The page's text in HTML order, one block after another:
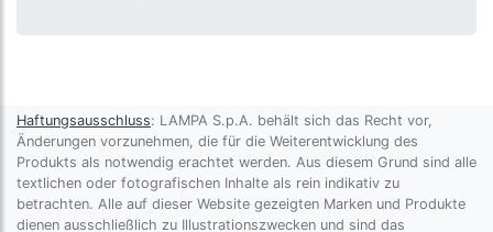
Haftungsausschluss: LAMPA S.p.A. behält sich das Recht vor,
Änderungen vorzunehmen, die für die Weiterentwicklung des
Produkts als notwendig erachtet werden. Aus diesem Grund sind alle
textlichen oder fotografischen Inhalte als rein indikativ zu
betrachten. Alle auf dieser Website gezeigten Marken und Produkte
dienen ausschließlich zu Illustrationszwecken und sind das